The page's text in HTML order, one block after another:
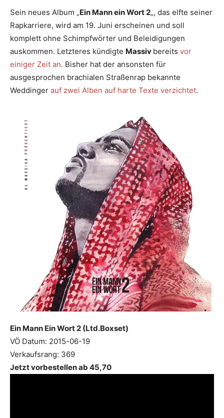
Sein neues Album „Ein Mann ein Wort 2„, das elfte seiner
Rapkarriere, wird am 19. Juni erscheinen und soll
komplett ohne Schimpfwörter und Beleidigungen
auskommen. Letzteres kündigte Massiv bereits vor
einiger Zeit an. Bisher hat der ansonsten für
ausgesprochen brachialen Straßenrap bekannte
Weddinger auf zwei Alben auf harte Texte verzichtet.
Ein Mann Ein Wort 2 (Ltd.Boxset)
VÖ Datum: 2015-06-19
Verkaufsrang: 369
Jetzt vorbestellen ab 45,70